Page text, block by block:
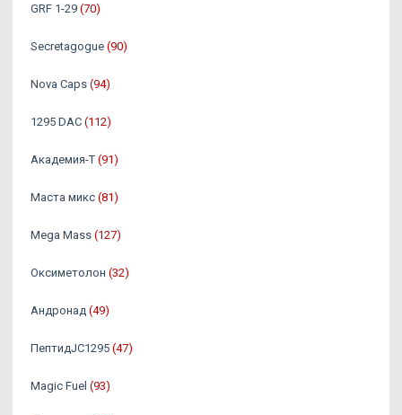
GRF 1-29 (70)
Secretagogue (90)
Nova Caps (94)
1295 DAC (112)
Академия-Т (91)
Маста микс (81)
Mega Mass (127)
Оксиметолон (32)
Андронад (49)
ПептидJC1295 (47)
Magic Fuel (93)